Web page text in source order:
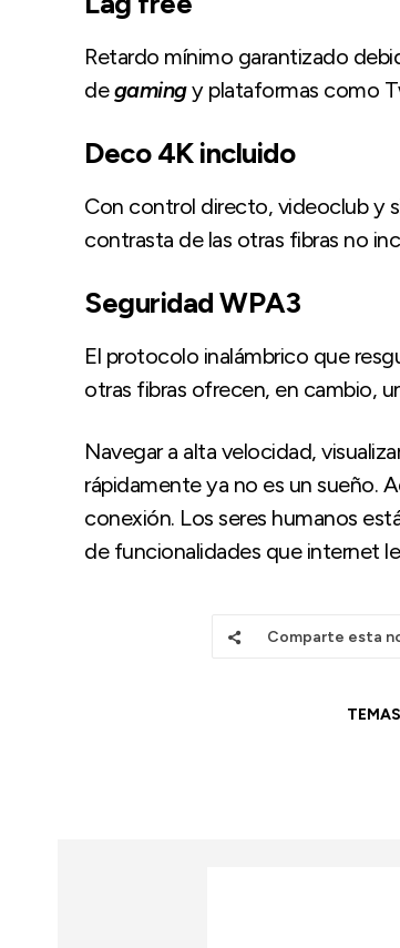
Retardo mínimo garantizado
degamingy plataformas como
Deco 4K incluido
Con control directo, videoclub y
contrasta de las otras fibras no
Seguridad WPA3
El protocolo inalámbrico que
otras fibras ofrecen, en cambio,
Navegar a alta velocidad,
rápidamente ya no es un sueño.
conexión. Los seres humanos
de funcionalidades que internet
Comparte esta